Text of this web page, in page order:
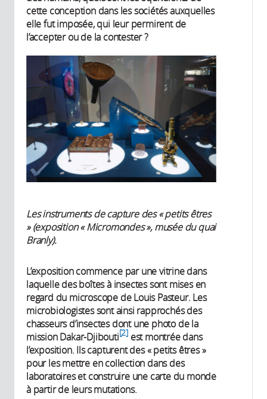
cette conception dans les sociétés auxquelles
elle fut imposée, qui leur permirent de
l’accepter ou de la contester ?
Les instruments de capture des « petits êtres
» (exposition « Micromondes », musée du quai
Branly).
L’exposition commence par une vitrine dans
laquelle des boîtes à insectes sont mises en
regard du microscope de Louis Pasteur. Les
microbiologistes sont ainsi rapprochés des
chasseurs d’insectes dont une photo de la
mission Dakar-Djibouti 2 est montrée dans
l’exposition. Ils capturent des « petits êtres »
pour les mettre en collection dans des
laboratoires et construire une carte du monde
à partir de leurs mutations.